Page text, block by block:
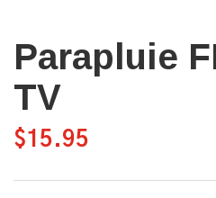
Parapluie
TV
$15.95